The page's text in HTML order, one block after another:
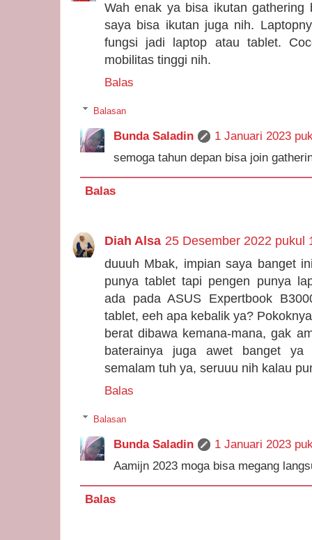
Wah enak ya bisa ikutan gathering
saya bisa ikutan juga nih.
fungsi jadi laptop atau tablet.
mobilitas tinggi nih.
Balas
Balasan
Bunda Saladin
1 Januari 2023
semoga tahun depan bisa join
Balas
Diah Alsa 25 Desember 2022 pukul
duuuh Mbak, impian saya banget
punya tablet tapi pengen punya
ada pada ASUS Expertbook
tablet, eeh apa kebalik ya?
berat dibawa kemana-mana, gak
baterainya juga awet banget
semalam tuh ya, seruuu nih kalau
Balas
Balasan
Bunda Saladin
1 Januari 2023
Aamijn 2023 moga bisa megang
Balas